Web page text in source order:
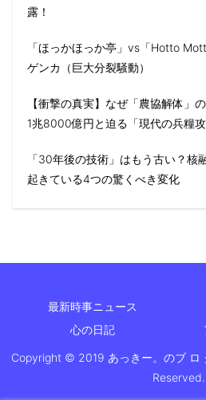
露！
「ほっかほっか亭」vs「Hotto
ゲンカ（巨大分裂騒動）
【衝撃の真実】なぜ「農協解体」
1兆8000億円と迫る「現代の兵糧
「30年後の技術」はもう古い？核
起きている4つの驚くべき変化
最新時事ニュース
心の日記
Copyright © 2019 あっきー。のブ ロ
Reserved.